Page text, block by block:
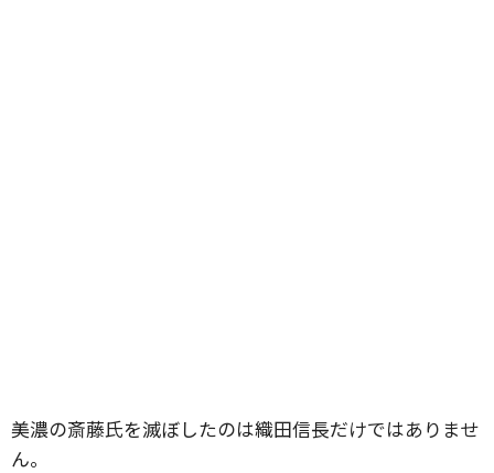
美濃の斎藤氏を滅ぼしたのは織田信長だけではありませ
ん。